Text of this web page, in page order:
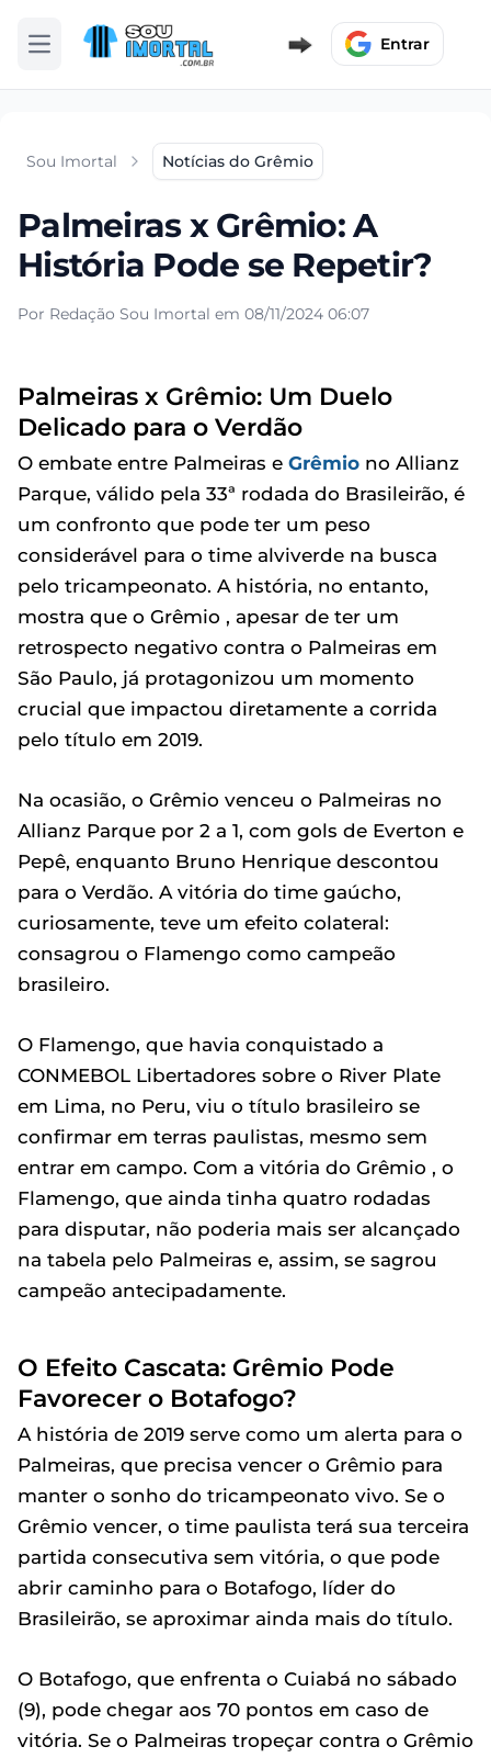
Abrir menu Entrar
Sou Imortal Notícias do Grêmio
Palmeiras x Grêmio: A
História Pode se Repetir?
Por Redação Sou Imortal em 08/11/2024 06:07
Palmeiras x Grêmio: Um Duelo
Delicado para o Verdão
O embate entre Palmeiras e Grêmio no Allianz
Parque, válido pela 33ª rodada do Brasileirão, é
um confronto que pode ter um peso
considerável para o time alviverde na busca
pelo tricampeonato. A história, no entanto,
mostra que o Grêmio , apesar de ter um
retrospecto negativo contra o Palmeiras em
São Paulo, já protagonizou um momento
crucial que impactou diretamente a corrida
pelo título em 2019.
Na ocasião, o Grêmio venceu o Palmeiras no
Allianz Parque por 2 a 1, com gols de Everton e
Pepê, enquanto Bruno Henrique descontou
para o Verdão. A vitória do time gaúcho,
curiosamente, teve um efeito colateral:
consagrou o Flamengo como campeão
brasileiro.
O Flamengo, que havia conquistado a
CONMEBOL Libertadores sobre o River Plate
em Lima, no Peru, viu o título brasileiro se
confirmar em terras paulistas, mesmo sem
entrar em campo. Com a vitória do Grêmio , o
Flamengo, que ainda tinha quatro rodadas
para disputar, não poderia mais ser alcançado
na tabela pelo Palmeiras e, assim, se sagrou
campeão antecipadamente.
O Efeito Cascata: Grêmio Pode
Favorecer o Botafogo?
A história de 2019 serve como um alerta para o
Palmeiras, que precisa vencer o Grêmio para
manter o sonho do tricampeonato vivo. Se o
Grêmio vencer, o time paulista terá sua terceira
partida consecutiva sem vitória, o que pode
abrir caminho para o Botafogo, líder do
Brasileirão, se aproximar ainda mais do título.
O Botafogo, que enfrenta o Cuiabá no sábado
(9), pode chegar aos 70 pontos em caso de
vitória. Se o Palmeiras tropeçar contra o Grêmio